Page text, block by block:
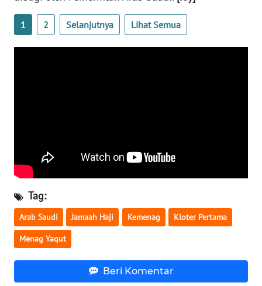
1 2 Selanjutnya Lihat Semua
Tag:
Arab Saudi Jamaah Haji Kemenag Kloter Pertama
Menag Yaqut
Beri Komentar
RIAU
WN
WN
SULTENG
WN